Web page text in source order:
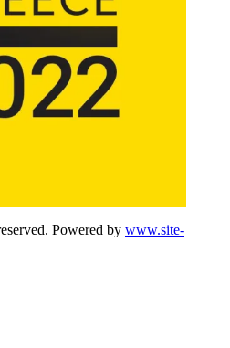
Powered by www.site-